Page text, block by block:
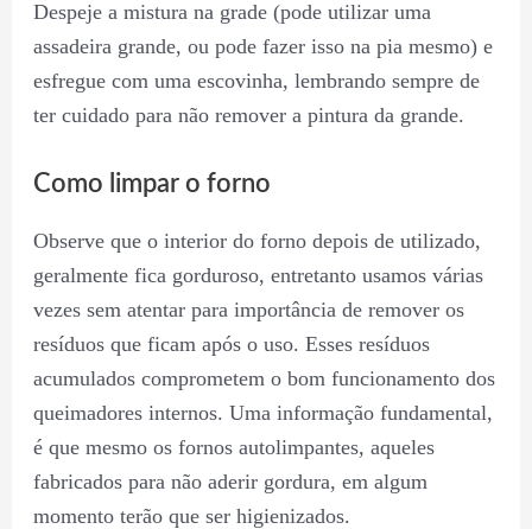
Despeje a mistura na grade (pode utilizar uma
assadeira grande, ou pode fazer isso na pia mesmo) e
esfregue com uma escovinha, lembrando sempre de
ter cuidado para não remover a pintura da grande.
Como limpar o forno
Observe que o interior do forno depois de utilizado,
geralmente fica gorduroso, entretanto usamos várias
vezes sem atentar para importância de remover os
resíduos que ficam após o uso. Esses resíduos
acumulados comprometem o bom funcionamento dos
queimadores internos. Uma informação fundamental,
é que mesmo os fornos autolimpantes, aqueles
fabricados para não aderir gordura, em algum
momento terão que ser higienizados.